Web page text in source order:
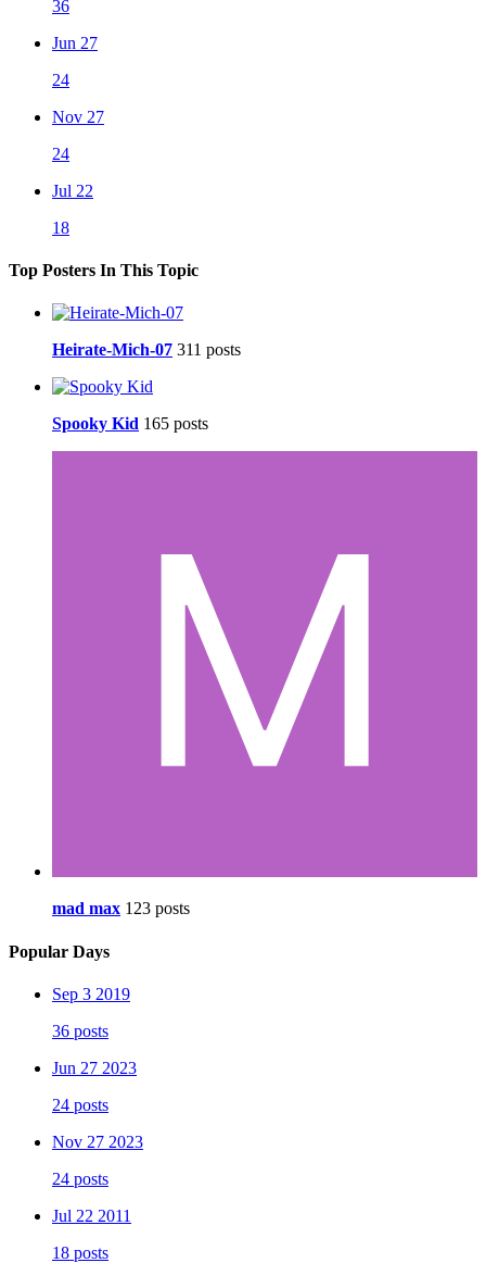
36
Jun 27
24
Nov 27
24
Jul 22
18
Top Posters In This Topic
Heirate-Mich-07 311 posts
Spooky Kid 165 posts
mad max 123 posts
Popular Days
Sep 3 2019
36 posts
Jun 27 2023
24 posts
Nov 27 2023
24 posts
Jul 22 2011
18 posts